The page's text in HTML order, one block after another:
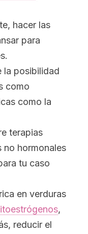
hacer las
para
la posibilidad
como
como la
terapias
no hormonales
tu caso
en verduras
,
reducir el